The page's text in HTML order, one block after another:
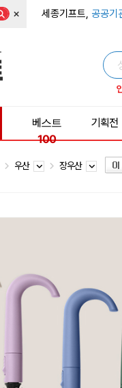
× 세종기프트, 공공기
베스트
100
기획전
우산 장우산